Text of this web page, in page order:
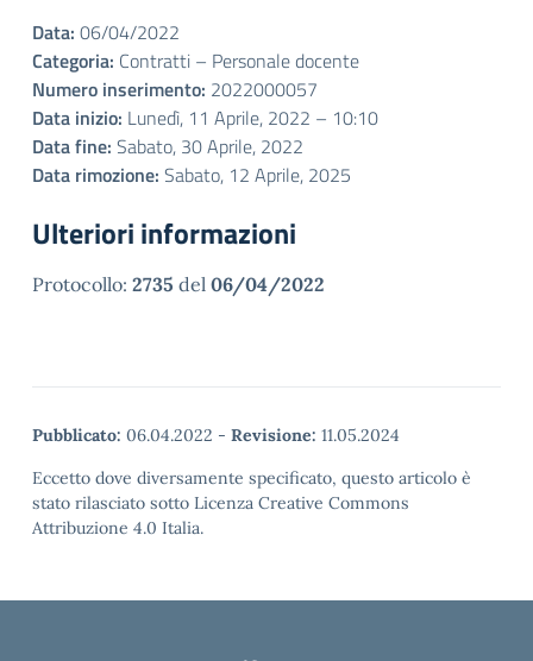
Data: 06/04/2022
Categoria: Contratti – Personale docente
Numero inserimento: 2022000057
Data inizio: Lunedì, 11 Aprile, 2022 – 10:10
Data fine: Sabato, 30 Aprile, 2022
Data rimozione: Sabato, 12 Aprile, 2025
Ulteriori informazioni
Protocollo: 2735 del 06/04/2022
Pubblicato: 06.04.2022 - Revisione: 11.05.2024
Eccetto dove diversamente specificato, questo articolo è
stato rilasciato sotto Licenza Creative Commons
Attribuzione 4.0 Italia.